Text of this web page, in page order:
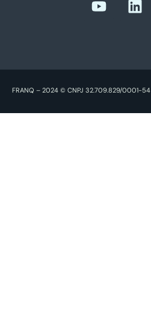
FRANQ – 2024 © CNPJ 32.709.829/0001-54